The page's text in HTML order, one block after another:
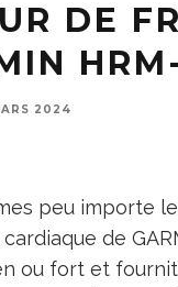
DE
2024
peu importe
de
ou fort et